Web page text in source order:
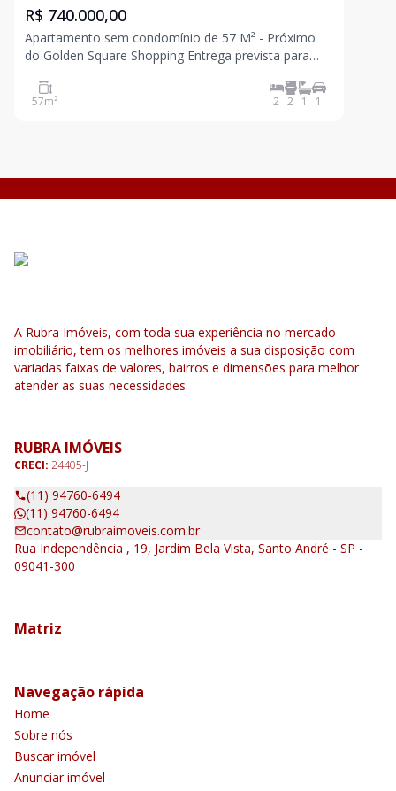
R$ 740.000,00
Apartamento sem condomínio de 57 M² - Próximo
do Golden Square Shopping Entrega prevista para
1 suíte 1 banheiro Sala com varanda gourmet
Cozinha Quintal Área de serviço 1 vaga Misturadores
57m² 2 2 1 1
A Rubra Imóveis, com toda sua experiência no mercado
imobiliário, tem os melhores imóveis a sua disposição com
variadas faixas de valores, bairros e dimensões para melhor
atender as suas necessidades.
RUBRA IMÓVEIS
CRECI: 24405-J
(11) 94760-6494
(11) 94760-6494
contato@rubraimoveis.com.br
Rua Independência , 19, Jardim Bela Vista, Santo André - SP -
09041-300
Matriz
Navegação rápida
Home
Sobre nós
Buscar imóvel
Anunciar imóvel